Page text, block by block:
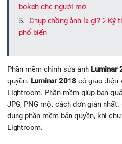
bokeh cho người mới
Chụp chồng ảnh là gì? 2 Kỹ
phổ biến
Phần mềm chỉnh sửa ảnh Luminar
quyền. Luminar 2018 có giao diện
Lightroom. Phần mềm giúp bạn
JPG, PNG một cách đơn giản
dụng phần mềm bản quyền, khi
Lightroom.